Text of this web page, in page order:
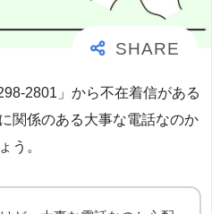
2801」から不在着信がある
関係のある大事な電話なのか
う。